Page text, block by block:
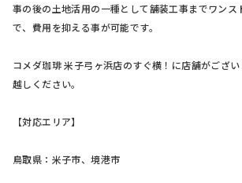
事の後の土地活用の一種として舗装工事までワンス
で、費用を抑える事が可能です。
コメダ珈琲 米子弓ヶ浜店のすぐ横！に店舗がござ
越しください。
【対応エリア】
鳥取県：米子市、境港市